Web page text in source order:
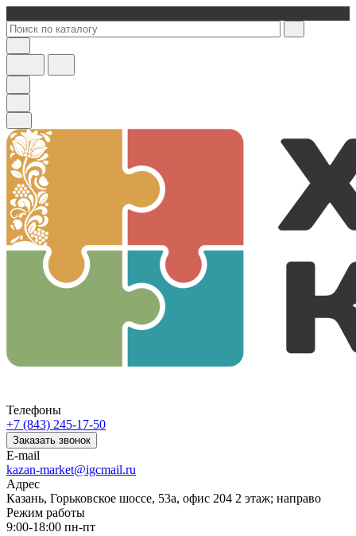
Телефоны
+7 (843) 245-17-50
Заказать звонок
E-mail
kazan-market@igcmail.ru
Адрес
Казань, ​Горьковское шоссе, 53а, офис 204 2 этаж; направо
Режим работы
9:00-18:00 пн-пт